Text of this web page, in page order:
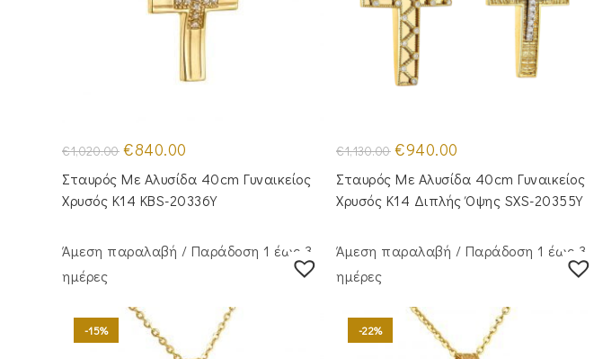
€1,020.00 Original
price
was:
€1,020.00.
€840.00
τιμή
είναι:
€840.00.
Σταυρός Mε Aλυσίδα 40cm Γυναικείος
Χρυσός Κ14 KBS-20336Y
€1,130.00 Original
price
was:
€1,130.00.
€940.00
τιμή
είναι:
€940.00.
Σταυρός Με Αλυσίδα 40cm Γυναικείος
Χρυσός Κ14 Διπλής Όψης SXS-20355Y
Άμεση παραλαβή / Παράδoση 1 έως 3
ημέρες
-15%
Άμεση παραλαβή / Παράδoση 1 έως 3
ημέρες
-22%